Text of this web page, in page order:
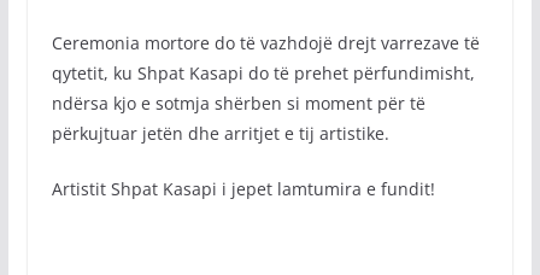
Ceremonia mortore do të vazhdojë drejt varrezave të
qytetit, ku Shpat Kasapi do të prehet përfundimisht,
ndërsa kjo e sotmja shërben si moment për të
përkujtuar jetën dhe arritjet e tij artistike.
Artistit Shpat Kasapi i jepet lamtumira e fundit!